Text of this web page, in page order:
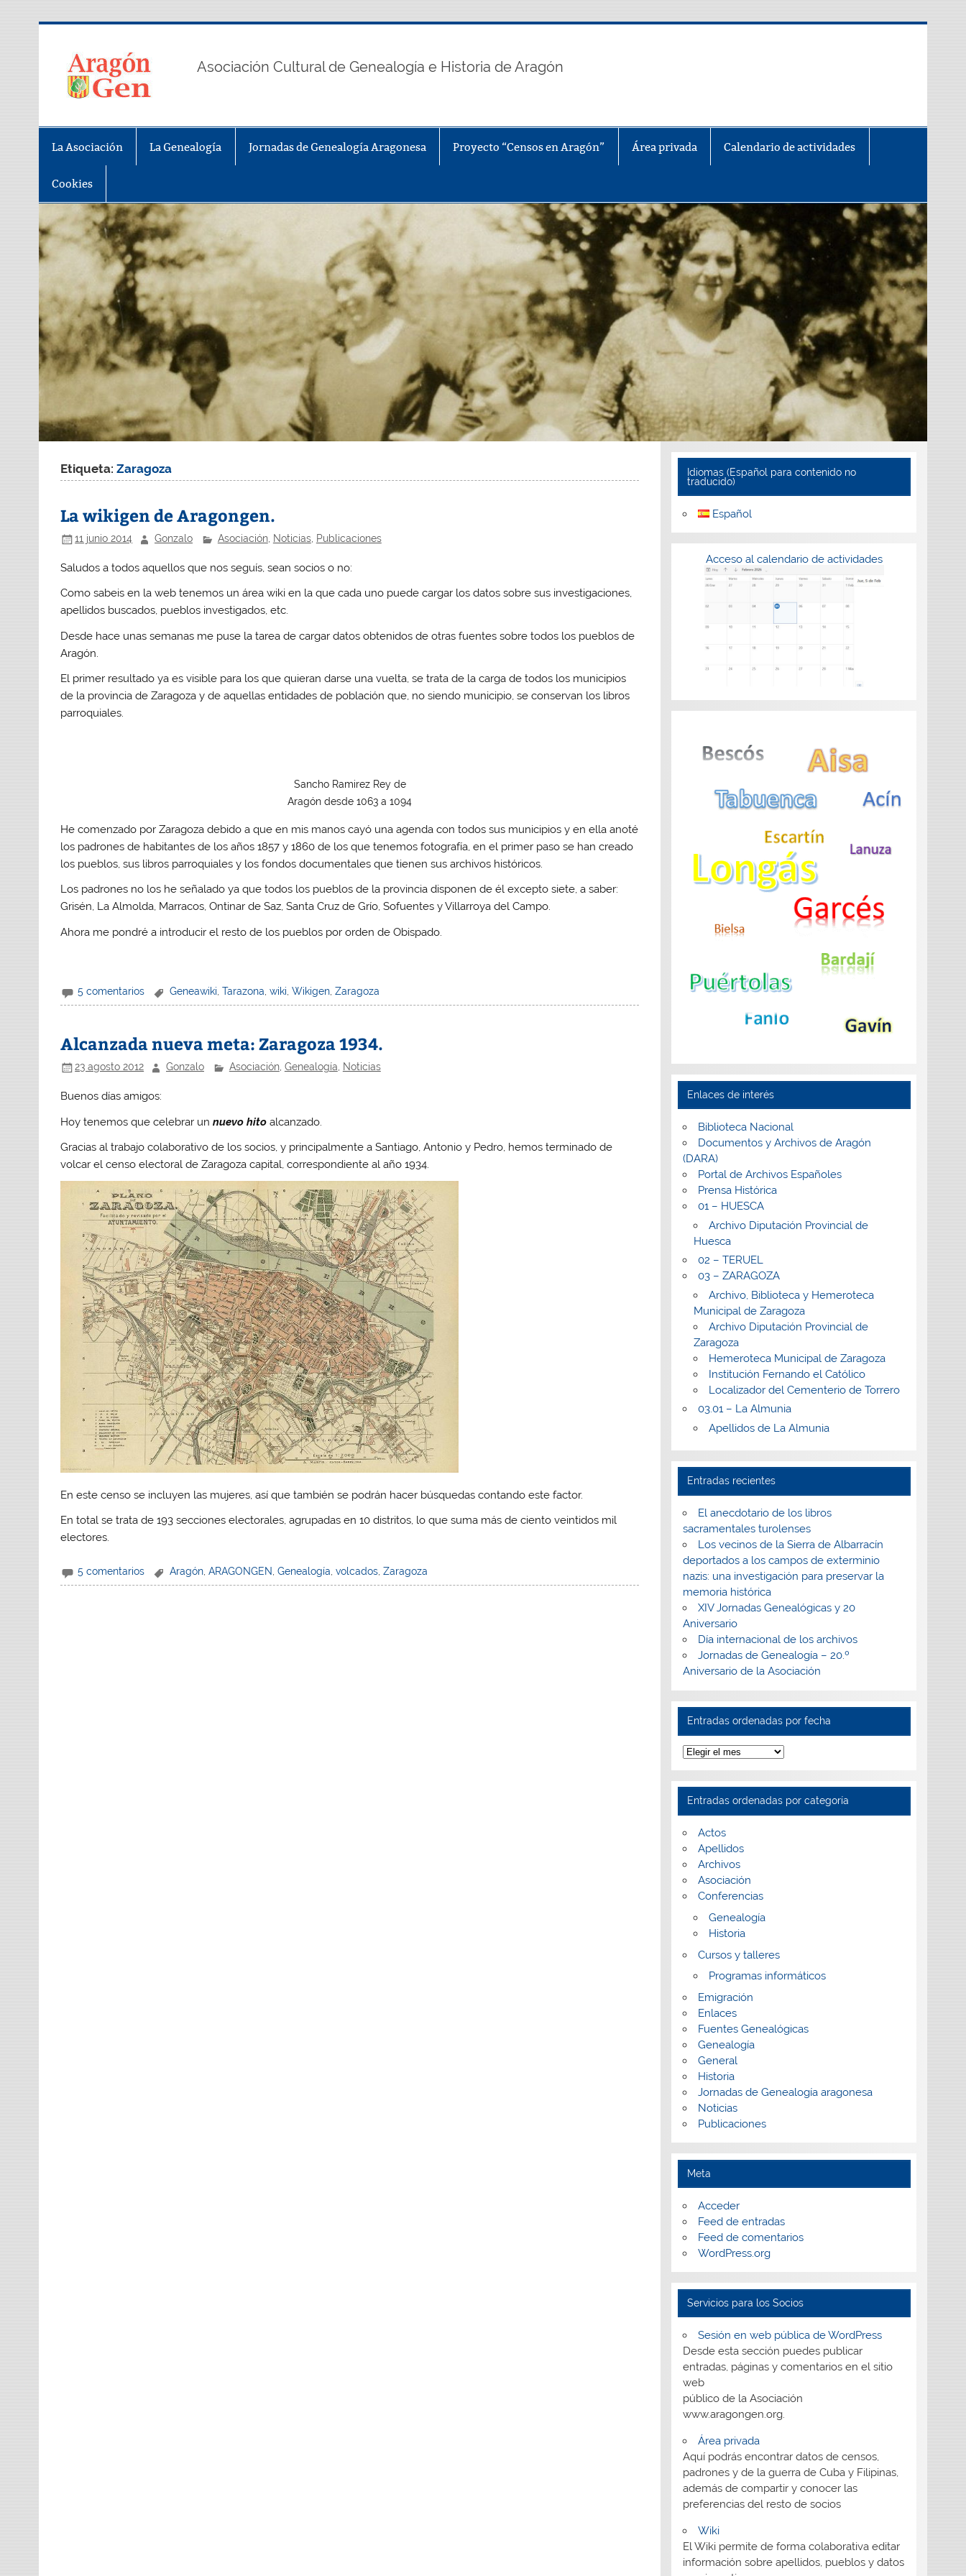
AragonGen
Asociación Cultural de Genealogía e Historia de Aragón
La Asociación La Genealogía Jornadas de Genealogía Aragonesa Proyecto “Censos en Aragón” Área privada Calendario de actividades
Cookies
Etiqueta:Zaragoza
La wikigen de Aragongen.
11 junio 2014 Gonzalo Asociación, Noticias, Publicaciones
Saludos a todos aquellos que nos seguís, sean socios o no:
Como sabeis en la web tenemos un área wiki en la que cada uno puede cargar los datos sobre sus investigaciones,
apellidos buscados, pueblos investigados, etc.
Desde hace unas semanas me puse la tarea de cargar datos obtenidos de otras fuentes sobre todos los pueblos de
Aragón.
El primer resultado ya es visible para los que quieran darse una vuelta, se trata de la carga de todos los municipios
de la provincia de Zaragoza y de aquellas entidades de población que, no siendo municipio, se conservan los libros
parroquiales.
Sancho Ramirez Rey de
Aragón desde 1063 a 1094
He comenzado por Zaragoza debido a que en mis manos cayó una agenda con todos sus municipios y en ella anoté
los padrones de habitantes de los años 1857 y 1860 de los que tenemos fotografía, en el primer paso se han creado
los pueblos, sus libros parroquiales y los fondos documentales que tienen sus archivos históricos.
Los padrones no los he señalado ya que todos los pueblos de la provincia disponen de él excepto siete, a saber:
Grisén, La Almolda, Marracos, Ontinar de Saz, Santa Cruz de Grío, Sofuentes y Villarroya del Campo.
Ahora me pondré a introducir el resto de los pueblos por orden de Obispado.
5 comentarios Geneawiki, Tarazona, wiki, Wikigen, Zaragoza
Alcanzada nueva meta: Zaragoza 1934.
23 agosto 2012 Gonzalo Asociación, Genealogía, Noticias
Buenos días amigos:
Hoy tenemos que celebrar unnuevo hito alcanzado.
Gracias al trabajo colaborativo de los socios, y principalmente a Santiago, Antonio y Pedro, hemos terminado de
volcar el censo electoral de Zaragoza capital, correspondiente al año 1934.
En este censo se incluyen las mujeres, así que también se podrán hacer búsquedas contando este factor.
En total se trata de 193 secciones electorales, agrupadas en 10 distritos, lo que suma más de ciento veintidos mil
electores.
5 comentarios Aragón, ARAGONGEN, Genealogía, volcados, Zaragoza
Idiomas (Español para contenido no
traducido)
Español
Acceso al calendario de actividades
Enlaces de interés
Biblioteca Nacional
Documentos y Archivos de Aragón
(DARA)
Portal de Archivos Españoles
Prensa Histórica
01 – HUESCA
Archivo Diputación Provincial de
Huesca
02 – TERUEL
03 – ZARAGOZA
Archivo, Biblioteca y Hemeroteca
Municipal de Zaragoza
Archivo Diputación Provincial de
Zaragoza
Hemeroteca Municipal de Zaragoza
Institución Fernando el Católico
Localizador del Cementerio de Torrero
03.01 – La Almunia
Apellidos de La Almunia
Entradas recientes
El anecdotario de los libros
sacramentales turolenses
Los vecinos de la Sierra de Albarracín
deportados a los campos de exterminio
nazis: una investigación para preservar la
memoria histórica
XIV Jornadas Genealógicas y 20
Aniversario
Día internacional de los archivos
Jornadas de Genealogía – 20.º
Aniversario de la Asociación
Entradas ordenadas por fecha
Entradas
ordenadas
por
fecha
Entradas ordenadas por categoría
Actos
Apellidos
Archivos
Asociación
Conferencias
Genealogía
Historia
Cursos y talleres
Programas informáticos
Emigración
Enlaces
Fuentes Genealógicas
Genealogía
General
Historia
Jornadas de Genealogía aragonesa
Noticias
Publicaciones
Meta
Acceder
Feed de entradas
Feed de comentarios
WordPress.org
Servicios para los Socios
Sesión en web pública de WordPress
Desde esta sección puedes publicar
entradas, páginas y comentarios en el sitio
web
público de la Asociación
www.aragongen.org.
Área privada
Aquí podrás encontrar datos de censos,
padrones y de la guerra de Cuba y Filipinas,
además de compartir y conocer las
preferencias del resto de socios
Wiki
El Wiki permite de forma colaborativa editar
información sobre apellidos, pueblos y datos